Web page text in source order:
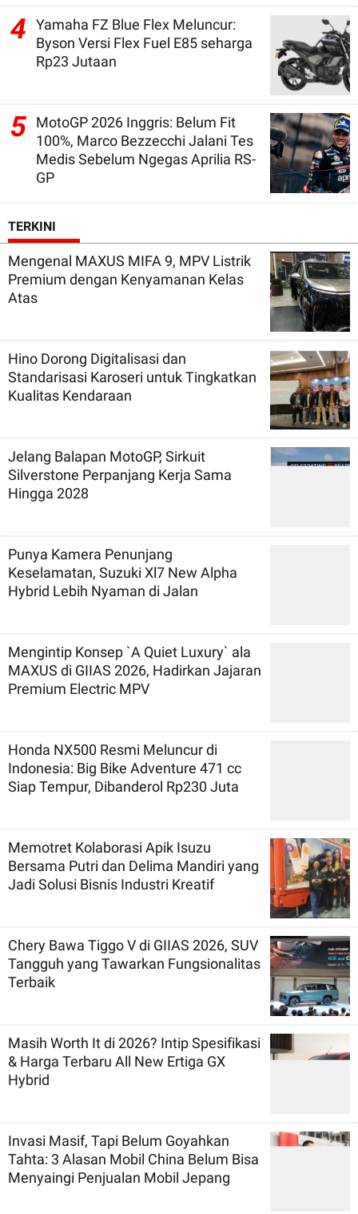
4
Yamaha FZ Blue Flex Meluncur:
Byson Versi Flex Fuel E85 seharga
Rp23 Jutaan
5 MotoGP 2026 Inggris: Belum Fit
100%, Marco Bezzecchi Jalani Tes
Medis Sebelum Ngegas Aprilia RS-
GP
TERKINI
Mengenal MAXUS MIFA 9, MPV Listrik
Premium dengan Kenyamanan Kelas
Atas
Hino Dorong Digitalisasi dan
Standarisasi Karoseri untuk Tingkatkan
Kualitas Kendaraan
Jelang Balapan MotoGP, Sirkuit
Silverstone Perpanjang Kerja Sama
Hingga 2028
Punya Kamera Penunjang
Keselamatan, Suzuki Xl7 New Alpha
Hybrid Lebih Nyaman di Jalan
Mengintip Konsep `A Quiet Luxury` ala
MAXUS di GIIAS 2026, Hadirkan Jajaran
Premium Electric MPV
Honda NX500 Resmi Meluncur di
Indonesia: Big Bike Adventure 471 cc
Siap Tempur, Dibanderol Rp230 Juta
Memotret Kolaborasi Apik Isuzu
Bersama Putri dan Delima Mandiri yang
Jadi Solusi Bisnis Industri Kreatif
Chery Bawa Tiggo V di GIIAS 2026, SUV
Tangguh yang Tawarkan Fungsionalitas
Terbaik
Masih Worth It di 2026? Intip Spesifikasi
& Harga Terbaru All New Ertiga GX
Hybrid
Invasi Masif, Tapi Belum Goyahkan
Tahta: 3 Alasan Mobil China Belum Bisa
Menyaingi Penjualan Mobil Jepang